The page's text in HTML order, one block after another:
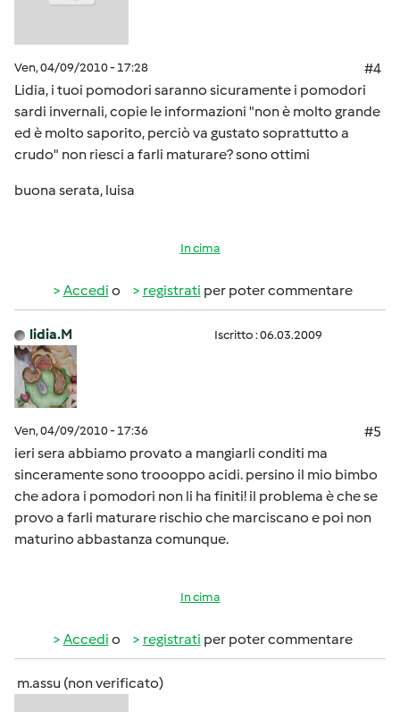
Ven, 04/09/2010 - 17:28
#4
Lidia, i tuoi pomodori saranno sicuramente i pomodori
sardi invernali, copie le informazioni "non è molto grande
ed è molto saporito, perciò va gustato soprattutto a
crudo" non riesci a farli maturare? sono ottimi
buona serata, luisa
In cima
Accedi o registrati per poter commentare
lidia.M Iscritto : 06.03.2009
Ven, 04/09/2010 - 17:36
#5
ieri sera abbiamo provato a mangiarli conditi ma
sinceramente sono troooppo acidi. persino il mio bimbo
che adora i pomodori non li ha finiti! il problema è che se
provo a farli maturare rischio che marciscano e poi non
maturino abbastanza comunque.
In cima
Accedi o registrati per poter commentare
m.assu (non verificato)